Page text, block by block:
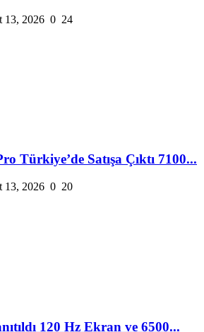
13, 2026 0 24
Türkiye’de Satışa Çıktı 7100...
13, 2026 0 20
120 Hz Ekran ve 6500...